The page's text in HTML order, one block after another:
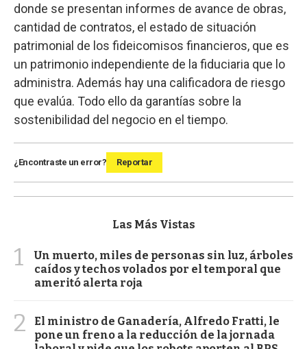
donde se presentan informes de avance de obras,
cantidad de contratos, el estado de situación
patrimonial de los fideicomisos financieros, que es
un patrimonio independiente de la fiduciaria que lo
administra. Además hay una calificadora de riesgo
que evalúa. Todo ello da garantías sobre la
sostenibilidad del negocio en el tiempo.
¿Encontraste un error? Reportar
Las Más Vistas
1
Un muerto, miles de personas sin luz, árboles
caídos y techos volados por el temporal que
ameritó alerta roja
2
El ministro de Ganadería, Alfredo Fratti, le
pone un freno a la reducción de la jornada